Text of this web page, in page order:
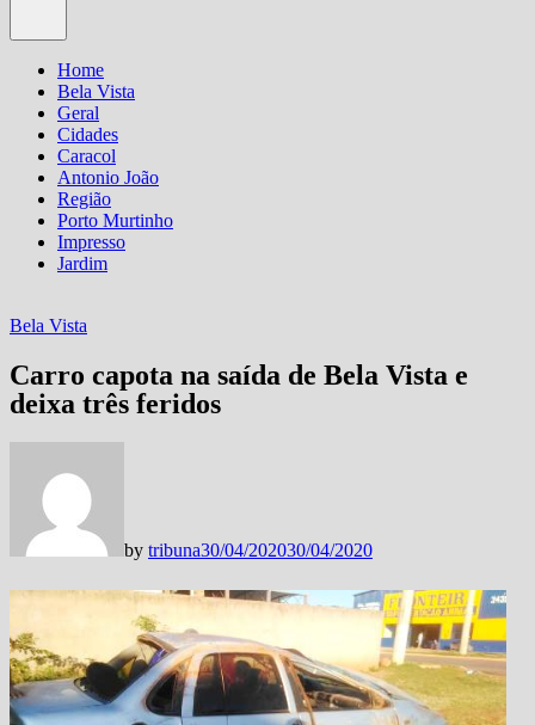
Home
Bela Vista
Geral
Cidades
Caracol
Antonio João
Região
Porto Murtinho
Impresso
Jardim
Bela Vista
Carro capota na saída de Bela Vista e
deixa três feridos
by tribuna30/04/202030/04/2020